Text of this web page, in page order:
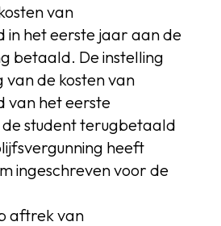
van
in het eerste jaar aan de
betaald. De instelling
de kosten van
van het eerste
student terugbetaald
heeft
ingeschreven voor de
aftrek van